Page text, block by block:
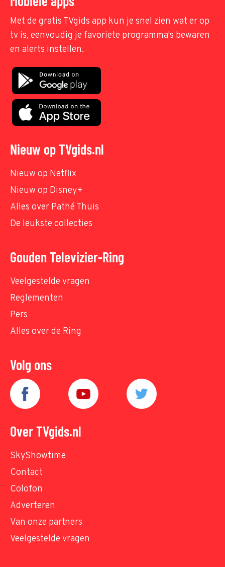
Met de gratis TVgids app kun je snel zien wat er op
tv is, eenvoudig je favoriete programma's bewaren
en alerts instellen.
Nieuw op TVgids.nl
Nieuw op Netflix
Nieuw op Disney+
Alles over Pathé Thuis
De leukste collecties
Gouden Televizier-Ring
Veelgestelde vragen
Reglementen
Pers
Alles over de Ring
Volg ons
Over TVgids.nl
SkyShowtime
Contact
Colofon
Adverteren
Van onze partners
Veelgestelde vragen